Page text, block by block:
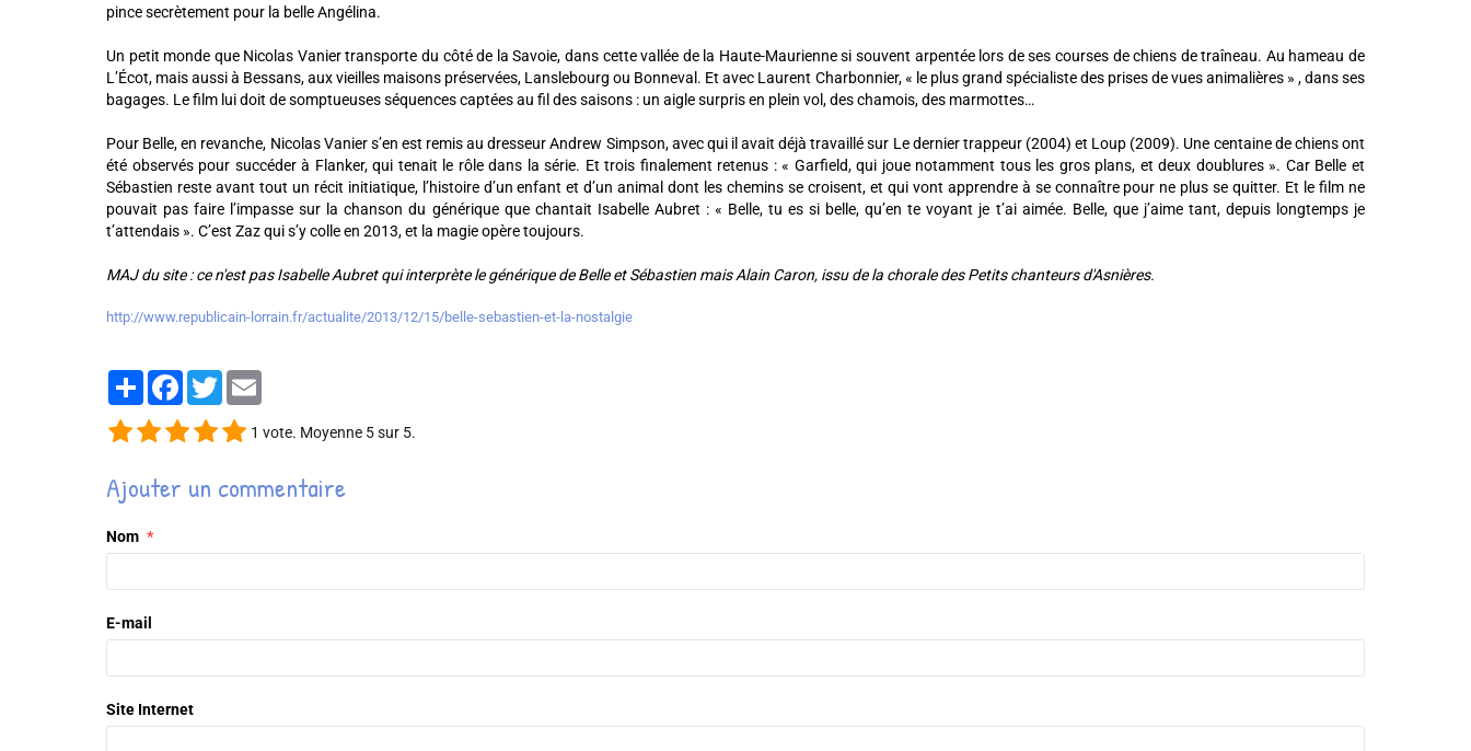
pince secrètement pour la belle Angélina.
Un petit monde que Nicolas Vanier transporte du côté de la Savoie, dans cette vallée de la Haute-Maurienne si souvent arpentée lors de ses courses de chiens de traîneau. Au hameau de
L’Écot, mais aussi à Bessans, aux vieilles maisons préservées, Lanslebourg ou Bonneval. Et avec Laurent Charbonnier, « le plus grand spécialiste des prises de vues animalières » , dans ses
bagages. Le film lui doit de somptueuses séquences captées au fil des saisons : un aigle surpris en plein vol, des chamois, des marmottes…
Pour Belle, en revanche, Nicolas Vanier s’en est remis au dresseur Andrew Simpson, avec qui il avait déjà travaillé sur Le dernier trappeur (2004) et Loup (2009). Une centaine de chiens ont
été observés pour succéder à Flanker, qui tenait le rôle dans la série. Et trois finalement retenus : « Garfield, qui joue notamment tous les gros plans, et deux doublures ». Car Belle et
Sébastien reste avant tout un récit initiatique, l’histoire d’un enfant et d’un animal dont les chemins se croisent, et qui vont apprendre à se connaître pour ne plus se quitter. Et le film ne
pouvait pas faire l’impasse sur la chanson du générique que chantait Isabelle Aubret : « Belle, tu es si belle, qu’en te voyant je t’ai aimée. Belle, que j’aime tant, depuis longtemps je
t’attendais ». C’est Zaz qui s’y colle en 2013, et la magie opère toujours.
MAJ du site : ce n'est pas Isabelle Aubret qui interprète le générique de Belle et Sébastien mais Alain Caron, issu de la chorale des Petits chanteurs d'Asnières.
http://www.republicain-lorrain.fr/actualite/2013/12/15/belle-sebastien-et-la-nostalgie
PartagerFacebook
Twitter
1 vote. Moyenne 5sur 5.
Ajouter un commentaire
Nom
E-mail
Site Internet